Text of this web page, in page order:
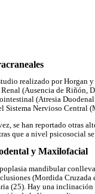
realizado por Horgan
(Ausencia de Riñón,
(Atresia
Sistema Nervioso Central
se han reportado otras
que a nivel psicosocial
y Maxilofacial
mandibular
(Mordida Cruzada
(25). Hay una